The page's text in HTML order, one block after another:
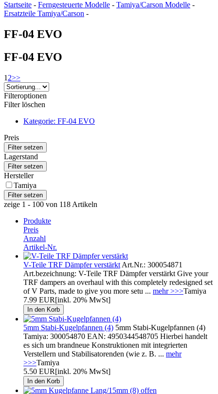
Startseite - Ferngesteuerte Modelle - Tamiya/Carson Modelle -
Ersatzteile Tamiya/Carson -
FF-04 EVO
FF-04 EVO
1 2>>
Filteroptionen
Filter löschen
Kategorie: FF-04 EVO
Preis
Lagerstand
Hersteller
Tamiya
zeige 1 - 100 von 118 Artikeln
Produkte
Preis
Anzahl
Artikel-Nr.
V-Teile TRF Dämpfer verstärkt Art.Nr.: 300054871
Art.bezeichnung: V-Teile TRF Dämpfer verstärkt Give your
TRF dampers an overhaul with this completely redesigned set
of V Parts, made to give you more setu ... mehr >>>Tamiya
7.99 EUR[inkl. 20% MwSt]
5mm Stabi-Kugelpfannen (4) 5mm Stabi-Kugelpfannen (4)
Tamiya: 300054870 EAN: 4950344548705 Hierbei handelt
es sich um brandneue Konstruktionen mit integrierten
Verstellern und Stabilisatorenden (wie z. B. ... mehr
>>>Tamiya
5.50 EUR[inkl. 20% MwSt]